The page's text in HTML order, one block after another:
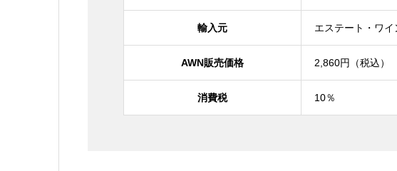
輸入元 エステート・ワ
AWN販売価格 2,860円（税込）
消費税 10％